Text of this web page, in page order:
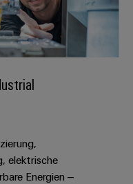
elektrische
Energien –